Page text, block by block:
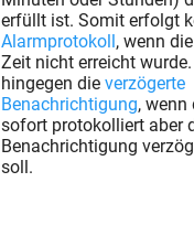
erfüllt ist. Somit erfolgt
Alarmprotokoll, wenn
Zeit nicht erreicht
hingegen die verzögerte
Benachrichtigung, wenn
sofort protokolliert aber
Benachrichtigung
soll.